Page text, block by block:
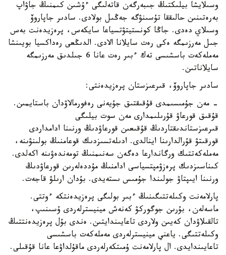
وسىلايشا بيلىكتىڭ جىبەرگەن قاتەلىگى ءۇشىن كىمنىڭ جاۋاپ
بەرەتىنىن حالىققا تۇسىنۋگە جەڭىل بولادى. سادىر جاپاروۆ
وسىلاي دەدى. جاڭا كونستيتۋتسياعا سايكەس، پرەزيدەنت بەس
جىل مەرزىمگە ەكى رەت سايلانا الادى. الدىڭعى رەداكسيا بويىنشا
مەملەكەت باسشىسى تەك ءبىر رەت عانا 6 جىلدىق مەرزىمگە
سايلاناتىن.
سادىر جاپاروۆ، قىرعىزستان پرەزيدەنتى:
- مەن جۇمىسىمدى قۇقىقتىق جۇيەنى رەفورمالاۋدان باستايمىن.
قۇقىق قورعاۋ قۇرىلىمدارى مەن سوت بيلىگى
قىرعىزستاندىقتاردىڭ قۇقىعىن قورعاۋدىڭ ورنىنا ادامداردى
قورقىتۋ قۇرالدارىنا اينالدى. ادىلەتسىزدىك قوعامنىڭ بولىنۋىنە،
مەملەكەتتىك ورگاندارعا دەگەن سەنىمنىڭ تومەندەۋىنە اكەلدى.
كىناسىزدىك پرەزۋمپتسياسى ادامنىڭ مۇددەلەرىن قورعاۋدىڭ
ورنىنا ايىپتاۋ جولىندا جۇمىس ىستەيدى. بۇدان ارىلۋ قاجەت.
پارلامەنت وكىلەتتىگىنىڭ ءبىر بولىگى پرەزيدەنتكە ءوتتى.
ماسەلەن، بۇرىن جوگوركۋ كەنەش مينيسترلەردى ۇسىنىپ،
تالقىلاۋدان كەيىن ولاردى تاعايىندايتىن. ەندى بۇل پرەزيدەنتتىڭ
وكىلەتتىگى. ياعني مينيسترلەردى مەملەكەت باسشىسى
تاعايىندايدى. ال پارلامەنت ۇمىتكەرلەردى ماقۇلداۋعا عانا قۇقىلى.